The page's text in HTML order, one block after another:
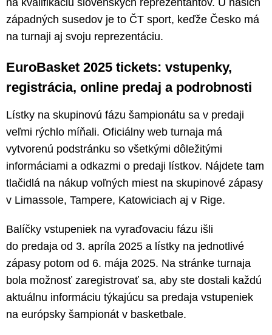
západných susedov je to ČT sport, keďže Česko má
na turnaji aj svoju reprezentáciu.
EuroBasket 2025 tickets: vstupenky,
registrácia, online predaj a podrobnosti
Lístky na skupinovú fázu šampionátu sa v predaji
veľmi rýchlo míňali. Oficiálny web turnaja má
vytvorenú podstránku so všetkými dôležitými
informáciami a odkazmi o predaji lístkov. Nájdete tam
tlačidlá na nákup voľných miest na skupinové zápasy
v Limassole, Tampere, Katowiciach aj v Rige.
Balíčky vstupeniek na vyraďovaciu fázu išli
do predaja od 3. apríla 2025 a lístky na jednotlivé
zápasy potom od 6. mája 2025. Na stránke turnaja
bola možnosť zaregistrovať sa, aby ste dostali každú
aktuálnu informáciu týkajúcu sa predaja vstupeniek
na európsky šampionát v basketbale.